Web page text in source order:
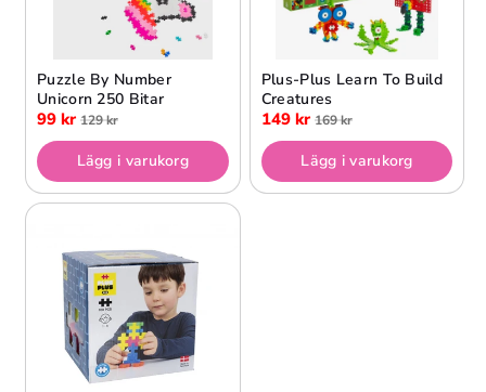
Puzzle By Number
Unicorn 250 Bitar
99 kr 129 kr
Lägg i varukorg
Plus-Plus Learn To Build
Creatures
149 kr 169 kr
Lägg i varukorg